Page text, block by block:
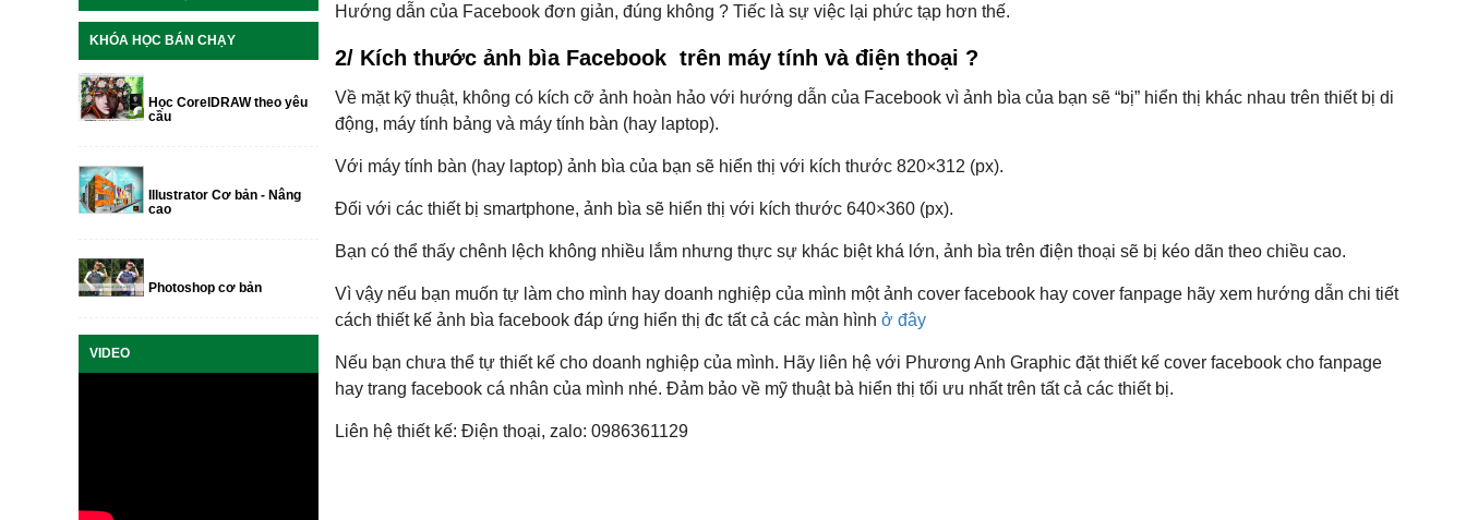
KHÓA HỌC BÁN CHẠY
Học CorelDRAW theo yêu
cầu
Illustrator Cơ bản - Nâng
cao
Photoshop cơ bản
VIDEO
Hướng dẫn của Facebook đơn giản, đúng không ? Tiếc là sự việc lại phức tạp hơn thế.
2/ Kích thước ảnh bìa Facebook trên máy tính và điện thoại ?
Về mặt kỹ thuật, không có kích cỡ ảnh hoàn hảo với hướng dẫn của Facebook vì ảnh bìa của bạn sẽ “bị” hiển thị khác nhau trên thiết bị di
động, máy tính bảng và máy tính bàn (hay laptop).
Với máy tính bàn (hay laptop) ảnh bìa của bạn sẽ hiển thị với kích thước 820×312 (px).
Đối với các thiết bị smartphone, ảnh bìa sẽ hiển thị với kích thước 640×360 (px).
Bạn có thể thấy chênh lệch không nhiều lắm nhưng thực sự khác biệt khá lớn, ảnh bìa trên điện thoại sẽ bị kéo dãn theo chiều cao.
Vì vậy nếu bạn muốn tự làm cho mình hay doanh nghiệp của mình một ảnh cover facebook hay cover fanpage hãy xem hướng dẫn chi tiết
cách thiết kế ảnh bìa facebook đáp ứng hiển thị đc tất cả các màn hình ở đây
Nếu bạn chưa thể tự thiết kế cho doanh nghiệp của mình. Hãy liên hệ với Phương Anh Graphic đặt thiết kế cover facebook cho fanpage
hay trang facebook cá nhân của mình nhé. Đảm bảo về mỹ thuật bà hiển thị tối ưu nhất trên tất cả các thiết bị.
Liên hệ thiết kế: Điện thoại, zalo: 0986361129